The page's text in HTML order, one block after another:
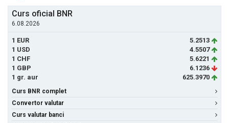
Curs oficial BNR
6.08.2026
1 EUR
5.2513
1 USD
4.5507
1 CHF
5.6221
1 GBP
6.1236
1 gr. aur
625.3970
Curs BNR complet
Convertor valutar
Curs valutar banci